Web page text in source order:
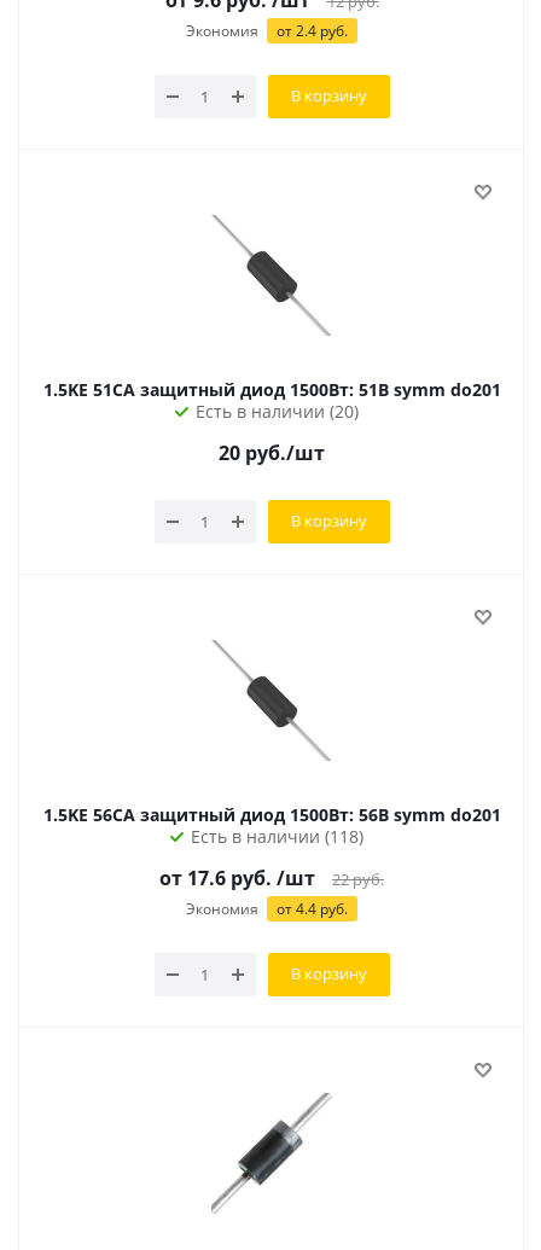
Экономия от 2.4 руб.
В корзину
1.5KE 51CA защитный диод 1500Вт: 51В symm do201
Есть в наличии (20)
20 руб./шт
В корзину
1.5KE 56CA защитный диод 1500Вт: 56В symm do201
Есть в наличии (118)
от 17.6 руб. /шт 22руб.
Экономия от 4.4 руб.
В корзину